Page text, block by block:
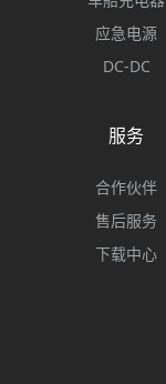
应急电源
DC-DC
服务
合作伙伴
售后服务
下载中心